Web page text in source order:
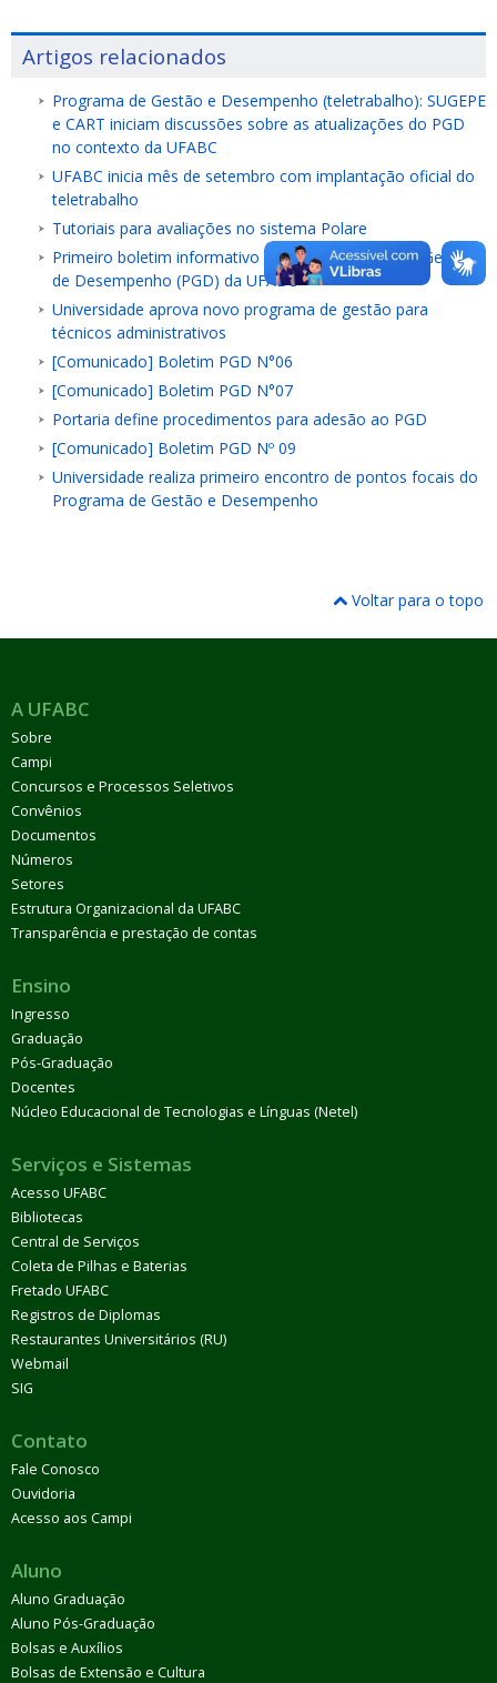
Artigos relacionados
Programa de Gestão e Desempenho (teletrabalho): SUGEPE
e CART iniciam discussões sobre as atualizações do PGD
no contexto da UFABC
UFABC inicia mês de setembro com implantação oficial do
teletrabalho
Tutoriais para avaliações no sistema Polare
Primeiro boletim informativo sobre o Programa de Gestão
de Desempenho (PGD) da UFABC
Universidade aprova novo programa de gestão para
técnicos administrativos
[Comunicado] Boletim PGD N°06
[Comunicado] Boletim PGD N°07
Portaria define procedimentos para adesão ao PGD
[Comunicado] Boletim PGD Nº 09
Universidade realiza primeiro encontro de pontos focais do
Programa de Gestão e Desempenho
Voltar para o topo
A UFABC
Sobre
Campi
Concursos e Processos Seletivos
Convênios
Documentos
Números
Setores
Estrutura Organizacional da UFABC
Transparência e prestação de contas
Ensino
Ingresso
Graduação
Pós-Graduação
Docentes
Núcleo Educacional de Tecnologias e Línguas (Netel)
Serviços e Sistemas
Acesso UFABC
Bibliotecas
Central de Serviços
Coleta de Pilhas e Baterias
Fretado UFABC
Registros de Diplomas
Restaurantes Universitários (RU)
Webmail
SIG
Contato
Fale Conosco
Ouvidoria
Acesso aos Campi
Aluno
Aluno Graduação
Aluno Pós-Graduação
Bolsas e Auxílios
Bolsas de Extensão e Cultura